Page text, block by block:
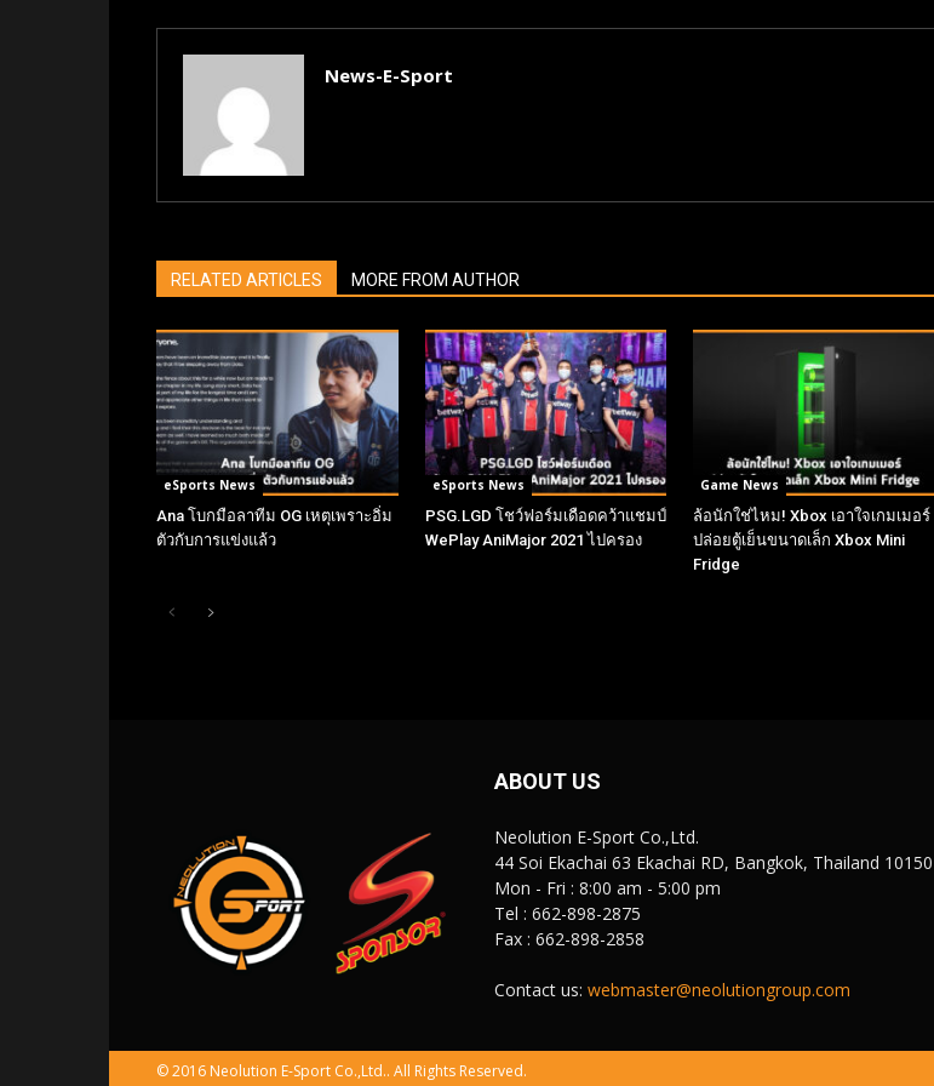
News-E-Sport
RELATED ARTICLES MORE FROM AUTHOR
eSports News
Ana โบกมือลาทีม OG เหตุเพราะอิ่ม
ตัวกับการแข่งแล้ว
eSports News
PSG.LGD โชว์ฟอร์มเดือดคว้าแชมป์
WePlay AniMajor 2021 ไปครอง
Game News
ล้อนักใช่ไหม! Xbox เอาใจเกมเมอร์
ปล่อยตู้เย็นขนาดเล็ก Xbox Mini
Fridge
ABOUT US
Neolution E-Sport Co.,Ltd.
44 Soi Ekachai 63 Ekachai RD, Bangkok, Thailand 10150
Mon - Fri : 8:00 am - 5:00 pm
Tel : 662-898-2875
Fax : 662-898-2858
Contact us: webmaster@neolutiongroup.com
© 2016 Neolution E-Sport Co.,Ltd.. All Rights Reserved.